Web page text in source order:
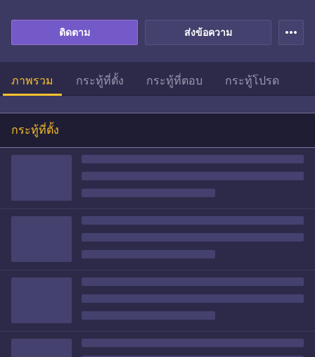
ส่งข้อความ
ติดตาม more_horiz
ภาพรวม กระทู้ที่ตั้ง กระทู้ที่ตอบ กระทู้โปรด
กระทู้ที่ตั้ง